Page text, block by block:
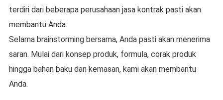
terdiri dari beberapa perusahaan jasa kontrak pasti akan
membantu Anda.
Selama brainstorming bersama, Anda pasti akan menerima
saran. Mulai dari konsep produk, formula, corak produk
hingga bahan baku dan kemasan, kami akan membantu
Anda.